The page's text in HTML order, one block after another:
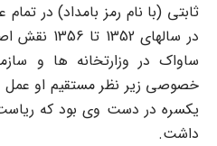
ثابتی (با نام رمز بامداد) در
در سالهای
ساواک در وزارتخانه ها و
خصوصی زیر نظر مستقیم او عمل
یکسره در دست وی بود که ریاست
داشت.